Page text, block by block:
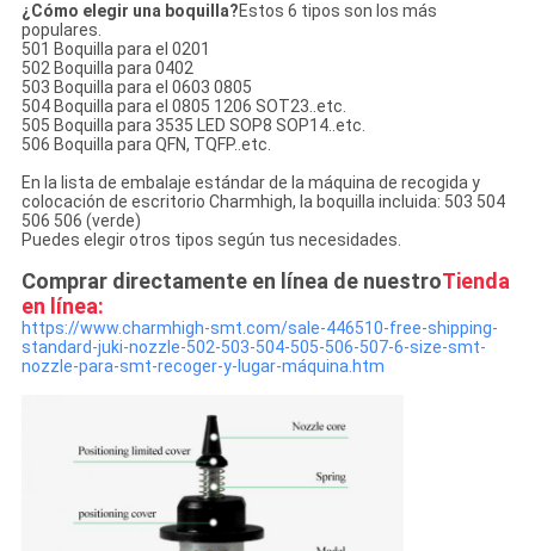
¿Cómo elegir una boquilla?Estos 6 tipos son los más
populares.
501 Boquilla para el 0201
502 Boquilla para 0402
503 Boquilla para el 0603 0805
504 Boquilla para el 0805 1206 SOT23..etc.
505 Boquilla para 3535 LED SOP8 SOP14..etc.
506 Boquilla para QFN, TQFP..etc.
En la lista de embalaje estándar de la máquina de recogida y
colocación de escritorio Charmhigh, la boquilla incluida: 503 504
506 506 (verde)
Puedes elegir otros tipos según tus necesidades.
Comprar directamente en línea de nuestroTienda
en línea:
https://www.charmhigh-smt.com/sale-446510-free-shipping-
standard-juki-nozzle-502-503-504-505-506-507-6-size-smt-
nozzle-para-smt-recoger-y-lugar-máquina.htm